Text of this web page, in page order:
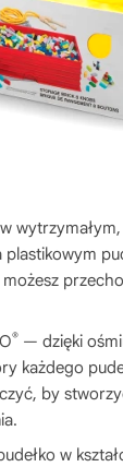
® — dzięki
każdego
by
w